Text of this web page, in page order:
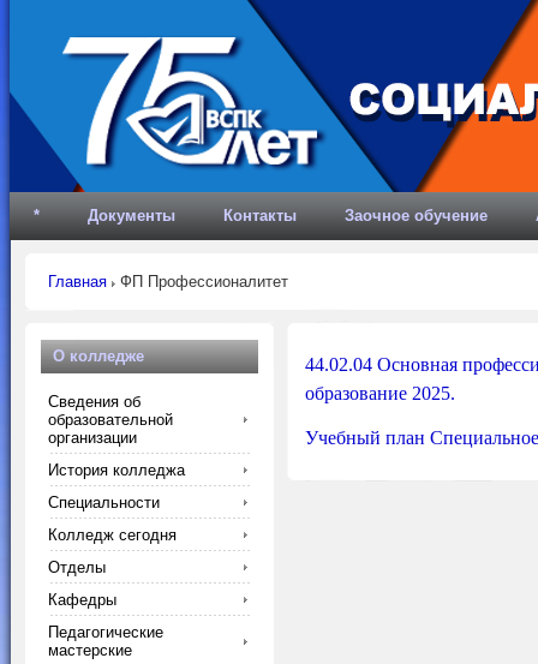
* Документы Контакты Заочное обучение
Главная ФП Профессионалитет
44.02.04 Основная
образование 2025.
Учебный план Специальное
О колледже
Сведения об
образовательной
организации
История колледжа
Специальности
Колледж сегодня
Отделы
Кафедры
Педагогические
мастерские